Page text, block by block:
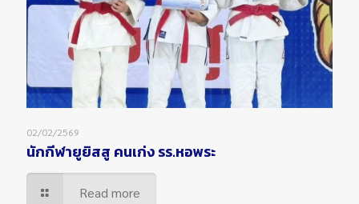
02/02/2569
นักกีฬายูยิสสู คนเก่ง รร.หอพระ
Read more